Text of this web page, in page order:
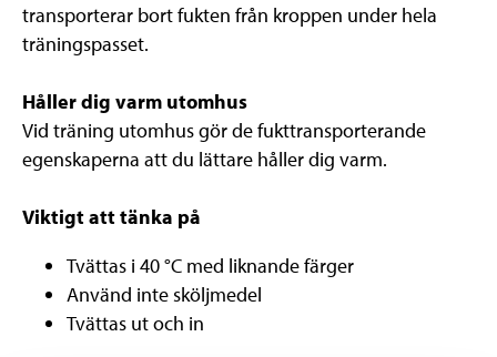
transporterar bort fukten från kroppen under hela
träningspasset.
Håller dig varm utomhus
Vid träning utomhus gör de fukttransporterande
egenskaperna att du lättare håller dig varm.
Viktigt att tänka på
Tvättas i 40 °C med liknande färger
Använd inte sköljmedel
Tvättas ut och in